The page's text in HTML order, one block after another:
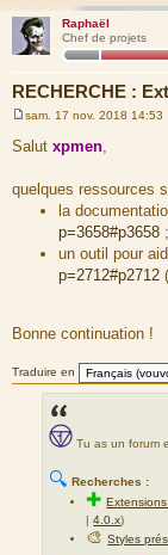
Raphaël
Chef de projets
RECHERCHE :
e
s
g
sam. 17 nov. 2018 14:53
Salut xpmen
quelques ressources
la
p=3658#p3658 ;
un outil pour
p=2712#p2712
Bonne continuation !
Traduire en
Tu as un forum
🔍 Recherches :
✚
|4.0.x)
🎨Styles